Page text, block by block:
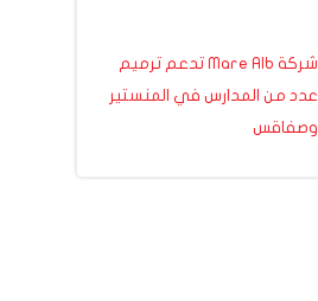
شركة Mare Alb تدعم ترميم
عدد من المدارس في المنستير
وصفاقس